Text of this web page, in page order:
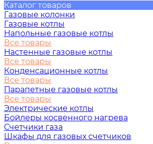
Каталог товаров
Газовые колонки
Газовые котлы
Напольные газовые котлы
Все товары
Настенные газовые котлы
Все товары
Конденсационные котлы
Все товары
Парапетные газовые котлы
Все товары
Электрические котлы
Бойлеры косвенного нагрева
Счетчики газа
Шкафы для газовых счетчиков